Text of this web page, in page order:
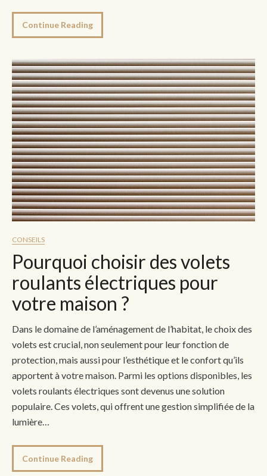
Continue Reading
CONSEILS
Pourquoi choisir des volets
roulants électriques pour
votre maison ?
Dans le domaine de l’aménagement de l’habitat, le choix des
volets est crucial, non seulement pour leur fonction de
protection, mais aussi pour l’esthétique et le confort qu’ils
apportent à votre maison. Parmi les options disponibles, les
volets roulants électriques sont devenus une solution
populaire. Ces volets, qui offrent une gestion simplifiée de la
lumière…
Continue Reading